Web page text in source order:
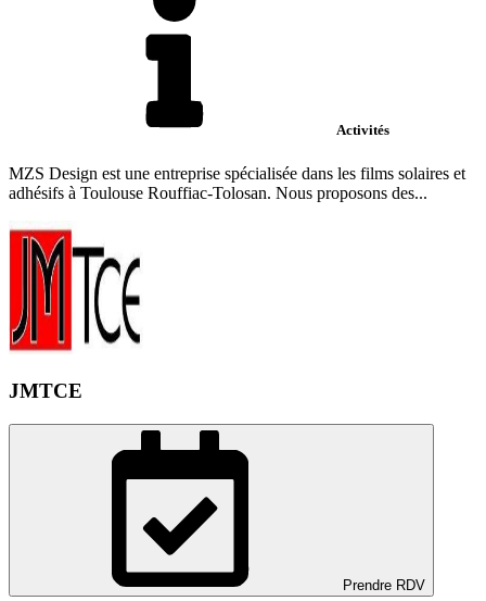
Activités
MZS Design est une entreprise spécialisée dans les films solaires et
adhésifs à Toulouse Rouffiac-Tolosan. Nous proposons des...
JMTCE
Prendre RDV